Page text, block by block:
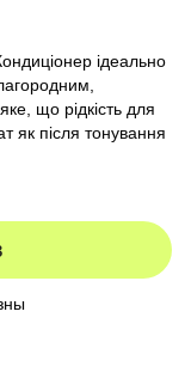
ідеально
що рідкість для
як після тонування